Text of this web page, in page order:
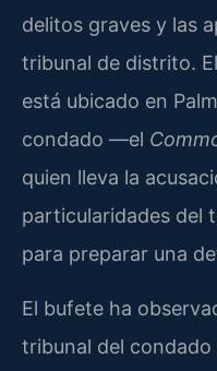
delitos graves y las
tribunal de distrito.
está ubicado en
condado —el
quien lleva la
particularidades del
para preparar una
El bufete ha
tribunal del